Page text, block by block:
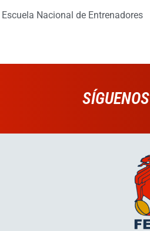
Escuela Nacional de Entrenadores
SÍGUENOS